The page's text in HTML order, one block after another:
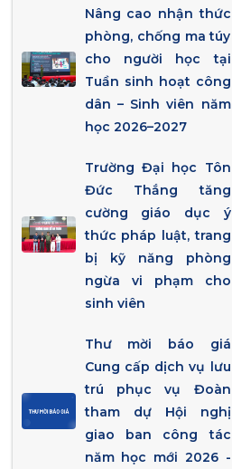
Nâng cao nhận thức
phòng, chống ma túy
cho người học tại
Tuần sinh hoạt công
dân – Sinh viên năm
học 2026–2027
Trường Đại học Tôn
Đức Thắng tăng
cường giáo dục ý
thức pháp luật, trang
bị kỹ năng phòng
ngừa vi phạm cho
sinh viên
Thư mời báo giá
Cung cấp dịch vụ lưu
trú phục vụ Đoàn
tham dự Hội nghị
giao ban công tác
năm học mới 2026 -